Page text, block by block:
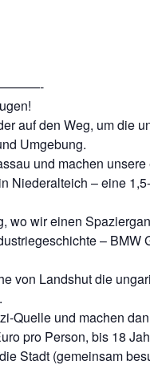
auf den Weg, um die
Umgebung.
und machen
Niederalteich – eine
wo wir einen
– BMW
von Landshut die
Quelle und machen
pro Person, bis 18
Stadt (gemeinsam